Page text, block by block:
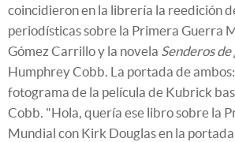
coincidieron en la librería la reedición
periodísticas sobre la Primera Guerra
Gómez Carrillo y la novela Senderos de
Humphrey Cobb. La portada de
fotograma de la película de Kubrick
Cobb. "Hola, quería ese libro sobre la
Mundial con Kirk Douglas en la